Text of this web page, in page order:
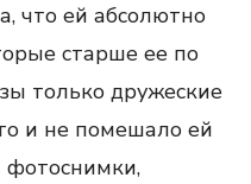
что ей абсолютно
старше ее по
только дружеские
и не помешало ей
фотоснимки,